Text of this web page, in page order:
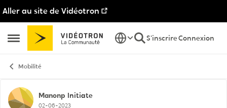
Aller au site de Vidéotron
Ouvrir Menu Latéral
Passer au contenu
S'inscrireConnexion
Mobilité
Discussion de forum
Manonp Initiate
02-06-2023